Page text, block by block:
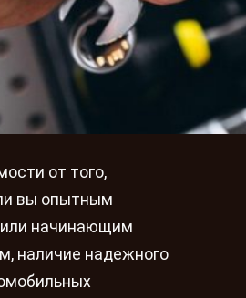
от того,
вы опытным
начинающим
наличие надежного